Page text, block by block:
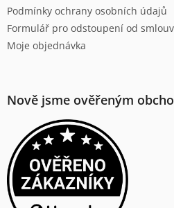
Podmínky ochrany osobních údajů
Formulář pro odstoupení od
Moje objednávka
Nově jsme ověřeným